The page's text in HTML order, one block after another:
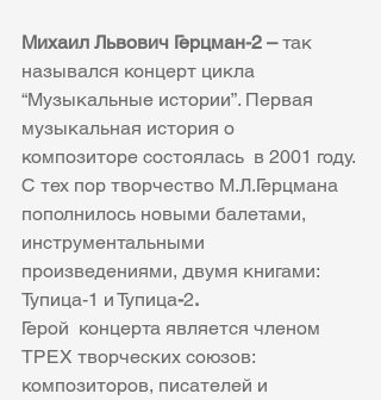
Михаил Львович Герцман-2 – так
назывался концерт цикла
“Музыкальные истории”. Первая
музыкальная история о
композиторе состоялась  в 2001 году.
С тех пор творчество М.Л.Герцмана
пополнилось новыми балетами,
инструментальными
произведениями, двумя книгами:
Тупица-1 и Тупица-2.
Герой  концерта является членом
ТРЕХ творческих союзов:
композиторов, писателей и